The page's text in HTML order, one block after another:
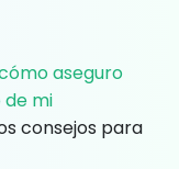
aseguro
mi
consejos para